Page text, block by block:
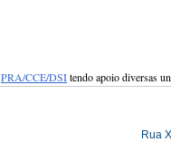
PRA/CCE/DSItendo apoio diversas
Rua